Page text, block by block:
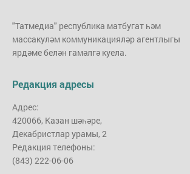
"Татмедиа" республика матбугат һәм
массакуләм коммуникацияләр агентлыгы
ярдәме белән гамәлгә куела.
Редакция адресы
Адрес:
420066, Казан шәһәре,
Декабристлар урамы, 2
Редакция телефоны:
(843) 222-06-06